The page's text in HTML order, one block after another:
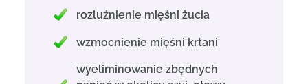
rozluźnienie mięśni żucia
wzmocnienie mięśni krtani
wyeliminowanie zbędnych